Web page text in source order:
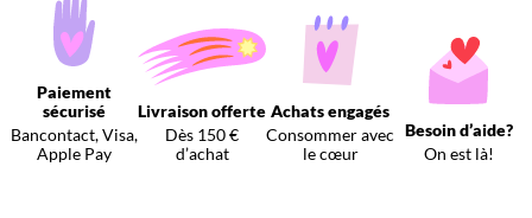
Paiement
sécurisé
Bancontact, Visa,
Apple Pay
Livraison offerte
Dès 150 €
d’achat
Achats engagés
Consommer avec
le cœur
Besoin d’aide?
On est là!